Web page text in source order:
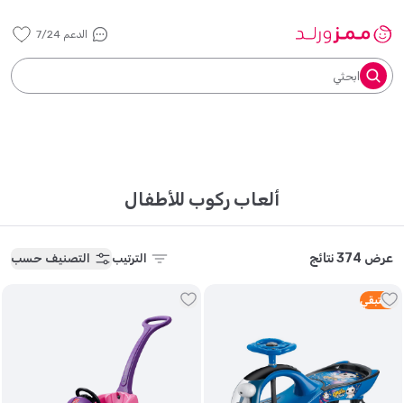
الدعم 7/24
ابحثي
ألعاب ركوب للأطفال
عرض 374 نتائج الترتيب التصنيف حسب
5 متبقي